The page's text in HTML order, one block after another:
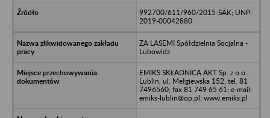
992700/611/960/2015-SAK; UNP:
2019-00042880
ZA LASEMI Spółdzielnia Socjalna -
Lubowidz
EMIKS SKŁADNICA AKT Sp. z o.o.,
Lublin, ul. Mełgiewska 152, tel. 81
7496560; fax 81 749 65 61; e-mail:
emiks-lublin@op.pl; www.emiks.pl